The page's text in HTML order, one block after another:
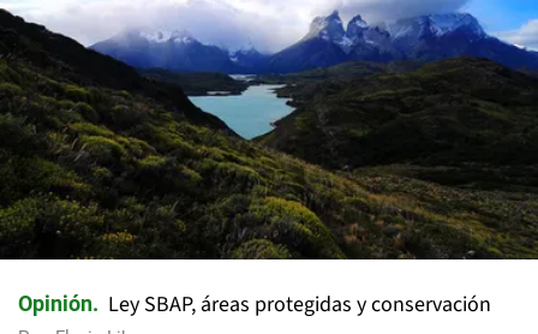
Opinión Ley SBAP, áreas protegidas y conservación